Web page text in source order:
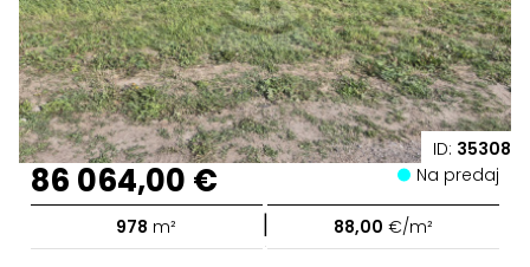
ID: 35308
86 064,00 € Na predaj
978 m² | 88,00 €/m²